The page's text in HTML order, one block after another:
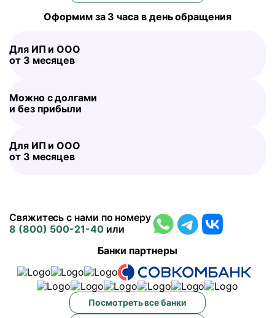
Оформим за 3 часа в день обращения
Для ИП и ООО
от 3 месяцев
Можно с долгами
и без прибыли
Для ИП и ООО
от 3 месяцев
Свяжитесь с нами по номеру
8 (800) 500-21-40 или
Банки партнеры
Посмотреть все банки